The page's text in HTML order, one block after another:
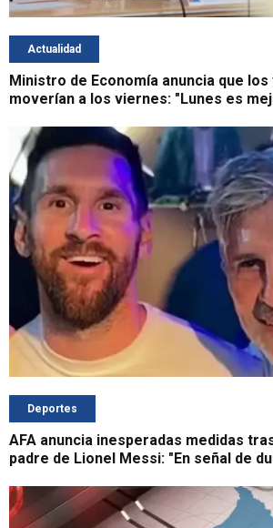
Actualidad
Ministro de Economía anuncia que
moverían a los viernes: "Lunes es
Deportes
AFA anuncia inesperadas medidas
padre de Lionel Messi: "En señal de